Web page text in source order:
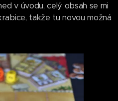
v úvodu, celý obsah se mi
takže tu novou možná